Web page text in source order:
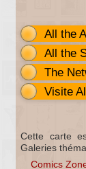
All the
All the
The
Visite
Cette carte
Galeries
Comics